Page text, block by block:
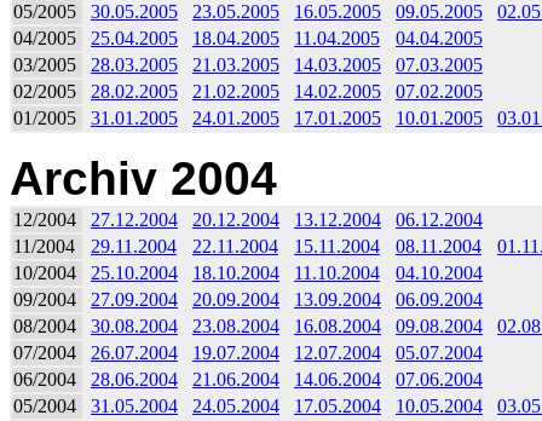
05/2005
30.05.2005 23.05.2005 16.05.2005 09.05.2005
04/2005
25.04.2005 18.04.2005 11.04.2005
04.04.2005
03/2005
28.03.2005 21.03.2005 14.03.2005
07.03.2005
02/2005
28.02.2005 21.02.2005 14.02.2005
07.02.2005
01/2005
31.01.2005 24.01.2005 17.01.2005 10.01.2005
Archiv 2004
12/2004 27.12.2004 20.12.2004 13.12.2004
06.12.2004
11/2004
29.11.2004 22.11.2004 15.11.2004 08.11.2004
10/2004
25.10.2004 18.10.2004 11.10.2004
04.10.2004
09/2004
27.09.2004 20.09.2004 13.09.2004
06.09.2004
08/2004
30.08.2004 23.08.2004 16.08.2004 09.08.2004
07/2004
26.07.2004 19.07.2004 12.07.2004
05.07.2004
06/2004
28.06.2004 21.06.2004 14.06.2004
07.06.2004
05/2004
31.05.2004 24.05.2004 17.05.2004 10.05.2004